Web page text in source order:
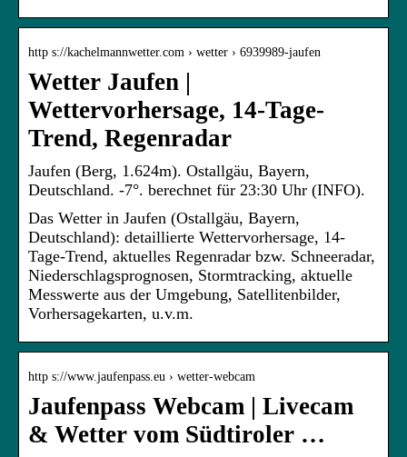
http s://kachelmannwetter.com › wetter › 6939989-jaufen
Wetter Jaufen |
Wettervorhersage, 14-Tage-
Trend, Regenradar
Jaufen (Berg, 1.624m). Ostallgäu, Bayern,
Deutschland. -7°. berechnet für 23:30 Uhr (INFO).
Das Wetter in Jaufen (Ostallgäu, Bayern,
Deutschland): detaillierte Wettervorhersage, 14-
Tage-Trend, aktuelles Regenradar bzw. Schneeradar,
Niederschlagsprognosen, Stormtracking, aktuelle
Messwerte aus der Umgebung, Satellitenbilder,
Vorhersagekarten, u.v.m.
http s://www.jaufenpass.eu › wetter-webcam
Jaufenpass Webcam | Livecam
& Wetter vom Südtiroler …